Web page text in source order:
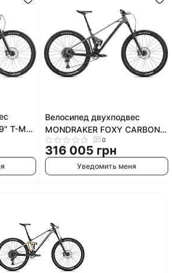
T-M
Велосипед двухподвес
MONDRAKER FOXY CARBON R
29" T-M (2023/2024)
0
316 005 грн
Уведомить меня